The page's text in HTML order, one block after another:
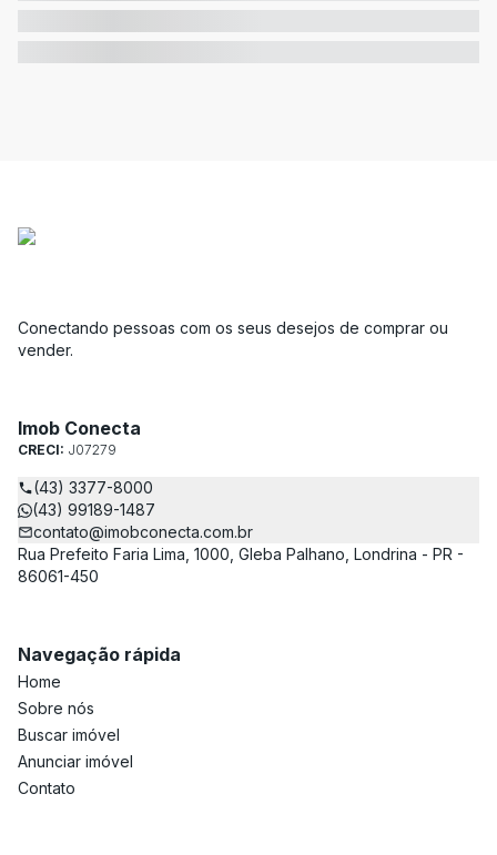
Conectando pessoas com os seus desejos de comprar ou
vender.
Imob Conecta
CRECI: J07279
(43) 3377-8000
(43) 99189-1487
contato@imobconecta.com.br
Rua Prefeito Faria Lima, 1000, Gleba Palhano, Londrina - PR -
86061-450
Navegação rápida
Home
Sobre nós
Buscar imóvel
Anunciar imóvel
Contato